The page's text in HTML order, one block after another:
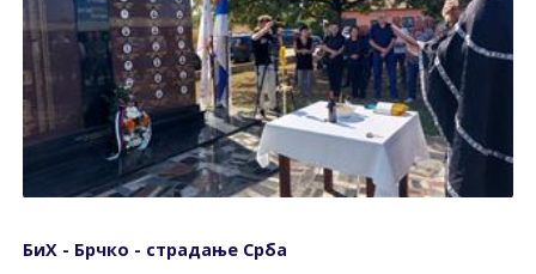
БиХ - Брчко - страдање Срба